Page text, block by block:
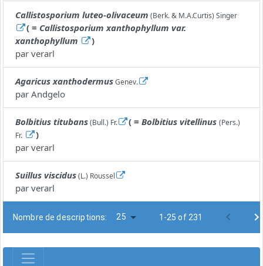
Callistosporium luteo-olivaceum (Berk. & M.A.Curtis) Singer
( = Callistosporium xanthophyllum var.
xanthophyllum
)
par verarl
Agaricus xanthodermusGenev.
par Andgelo
Bolbitius titubans(Bull.) Fr. ( =Bolbitius vitellinus (Pers.)
Fr.
)
par verarl
Suillus viscidus(L.) Roussel
par verarl
Nombre de descriptions: 25 1-25 of 231